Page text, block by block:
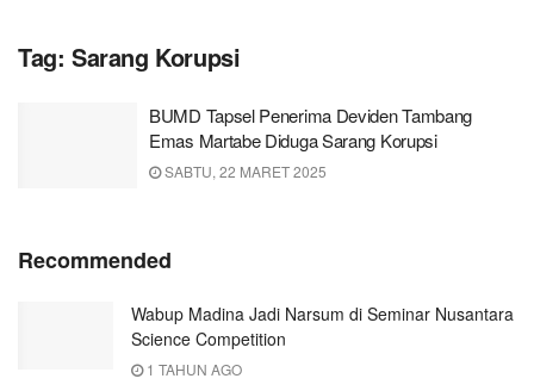
Tag: Sarang Korupsi
BUMD Tapsel Penerima Deviden Tambang
Emas Martabe Diduga Sarang Korupsi
SABTU, 22 MARET 2025
Recommended
Wabup Madina Jadi Narsum di Seminar Nusantara
Science Competition
1 TAHUN AGO